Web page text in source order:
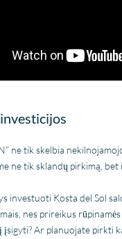
ne tik skelbia
ne tik sklandų pirkimą, bet
investuoti Kosta del Sol
nes prireikus
įsigyti? Ar planuojate pirkti